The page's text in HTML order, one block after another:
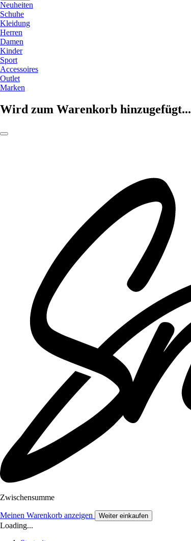
Neuheiten
Schuhe
Kleidung
Herren
Damen
Kinder
Sport
Accessoires
Outlet
Marken
Wird zum Warenkorb hinzugefügt...
Zwischensumme
Meinen Warenkorb anzeigen Weiter einkaufen
Loading...